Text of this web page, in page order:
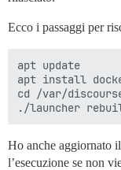
Ecco i passaggi per
apt update
apt install
cd /var/
Ho anche aggiornato
l’esecuzione se non